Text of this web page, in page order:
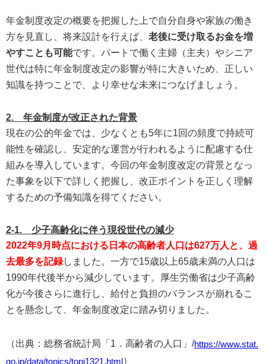
年金制度改定の概要を把握した上で自分自身や家族の働き
方を見直し、将来設計を行えば、 老後に受け取るお金を増
やすことも可能です。パートで働く主婦（主夫）やシニア
世代は特に年金制度改定の影響が特に大きいため、正しい
知識を持つことで、より幸せな未来につなげましょう。
2. 年金制度が改正された背景
現在の公的年金では、少なくとも5年に1回の頻度で持続可
能性を確認し、安定的な運営が行われるように配慮する仕
組みを導入しています。今回の年金制度改定の背景となっ
た事象を以下で詳しく把握し、改正ポイントを正しく理解
するための予備知識を得てください。
2-1. 少子高齢化に伴う現役世代の減少
2022年9月時点における日本の高齢者人口は627万人と、過
去最多を記録しました。一方で15歳以上65歳未満の人口は
1990年代後半から減少しています。厚生労働省は少子高齢
化が今後さらに進行し、給付と負担のバランスが崩れるこ
とを懸念して、年金制度改定に踏み切りました。
（出典：総務省統計局「1．高齢者の人口」/https://www.stat.
go.jp/data/topics/topi1321.html）